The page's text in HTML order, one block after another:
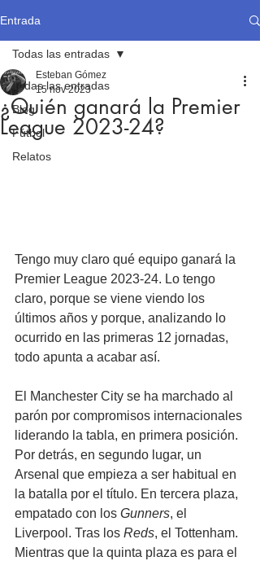
Entrada
Todas las entradas
Blog
Fútbol
Relatos
Todas las entradas
¿Quién ganará la Premier
League 2023-24?
Esteban Gómez
15 nov 2023
Tengo muy claro qué equipo ganará la
Premier League 2023-24. Lo tengo
claro, porque se viene viendo los
últimos años y porque, analizando lo
ocurrido en las primeras 12 jornadas,
todo apunta a acabar así.
El Manchester City se ha marchado al
parón por compromisos internacionales
liderando la tabla, en primera posición.
Por detrás, en segundo lugar, un
Arsenal que empieza a ser habitual en
la batalla por el título. En tercera plaza,
empatado con los Gunners, el
Liverpool. Tras los Reds, el Tottenham.
Mientras que la quinta plaza es para el